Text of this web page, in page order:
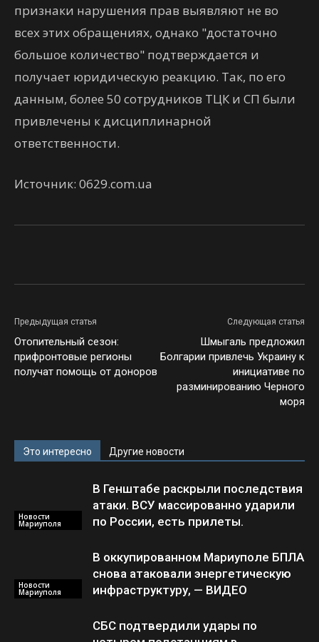
признаки нарушения прав выявляют не во
всех этих обращениях, однако "достаточно
большое количество" подтверждается и
получает юридическую реакцию. Так, по его
данным, более 50 сотрудников ТЦК и СП были
привлечены к дисциплинарной
ответственности.
Источник: 0629.com.ua
Предыдущая статья
Отопительный сезон:
прифронтовые регионы
получат помощь от доноров
Следующая статья
Шмыгаль предложил
Болгарии привлечь Украину к
инициативе по
разминированию Черного
моря
Это интересно Другие новости
Новости
Мариуполя
В Генштабе раскрыли последствия
атаки. ВСУ массированно ударили
по России, есть прилеты.
Новости
Мариуполя
В оккупированном Мариуполе БПЛА
снова атаковали энергетическую
инфраструктуру, — ВИДЕО
СБС подтвердили удары по